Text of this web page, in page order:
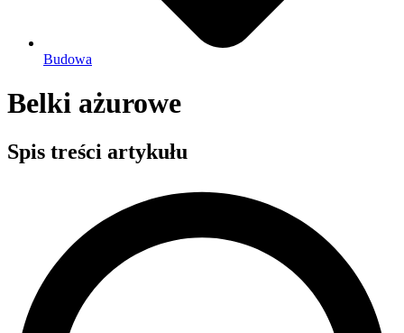
Budowa
Belki ażurowe
Spis treści artykułu